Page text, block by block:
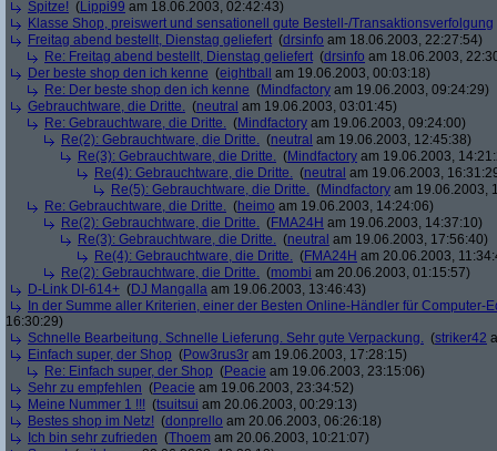
Spitze! (Lippi99 am 18.06.2003, 02:42:43)
Klasse Shop, preiswert und sensationell gute Bestell-/Transaktionsverfolgung
Freitag abend bestellt, Dienstag geliefert (drsinfo am 18.06.2003, 22:27:54)
Re: Freitag abend bestellt, Dienstag geliefert (drsinfo am 18.06.2003,
Der beste shop den ich kenne (eightball
am 19.06.2003, 00:03:18)
Re: Der beste shop den ich kenne (Mindfactory am 19.06.2003, 09:24:29)
Gebrauchtware, die Dritte. (neutral am 19.06.2003, 03:01:45)
Re: Gebrauchtware, die Dritte. (Mindfactory am 19.06.2003, 09:24:00)
Re(2): Gebrauchtware, die Dritte. (neutral am 19.06.2003, 12:45:38)
Re(3): Gebrauchtware, die Dritte. (Mindfactory am 19.06.2003,
Re(4): Gebrauchtware, die Dritte. (neutral am 19.06.2003,
Re(5): Gebrauchtware, die Dritte. (Mindfactory am 19.06.2003,
Re: Gebrauchtware, die Dritte. (heimo am 19.06.2003, 14:24:06)
Re(2): Gebrauchtware, die Dritte. (FMA24H am 19.06.2003, 14:37:10)
Re(3): Gebrauchtware, die Dritte. (neutral am 19.06.2003, 17:56:40)
Re(4): Gebrauchtware, die Dritte. (FMA24H am 20.06.2003,
Re(2): Gebrauchtware, die Dritte. (mombi am 20.06.2003, 01:15:57)
D-Link DI-614+ (DJ Mangalla am 19.06.2003, 13:46:43)
In der Summe aller Kriterien, einer der Besten Online-Händler für Computer-
16:30:29)
Schnelle Bearbeitung. Schnelle Lieferung. Sehr gute Verpackung. (striker42
Einfach super, der Shop (Pow3rus3r am 19.06.2003, 17:28:15)
Re: Einfach super, der Shop (Peacie am 19.06.2003, 23:15:06)
Sehr zu empfehlen (Peacie am 19.06.2003, 23:34:52)
Meine Nummer 1 !!! (tsuitsui am 20.06.2003, 00:29:13)
Bestes shop im Netz! (donprello am 20.06.2003, 06:26:18)
Ich bin sehr zufrieden (Thoem am 20.06.2003, 10:21:07)